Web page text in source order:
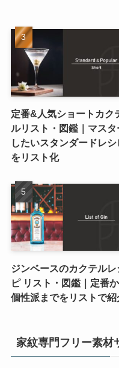
定番&人気ショートカク
ルリスト・図鑑｜マスタ
したいスタンダードレシ
をリスト化
ジンベースのカクテルレ
ピ リスト・図鑑｜定番
個性派までをリストで紹
家紋専門フリー素材